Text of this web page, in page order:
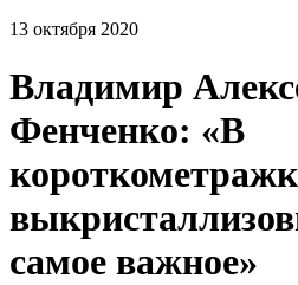
13 октября 2020
Владимир
Фенченко: «В
самое важное»